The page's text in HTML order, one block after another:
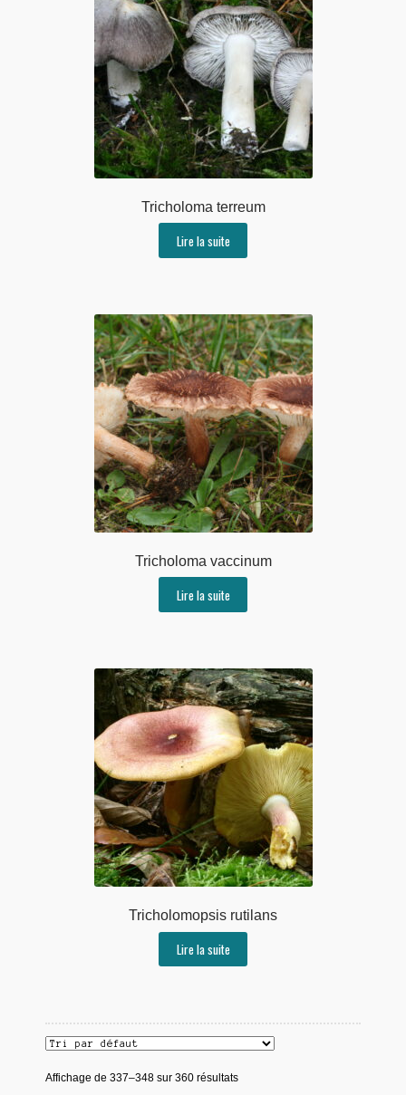
Tricholoma terreum
Lire la suite
Tricholoma vaccinum
Lire la suite
Tricholomopsis rutilans
Lire la suite
Affichage de 337–348 sur 360 résultats